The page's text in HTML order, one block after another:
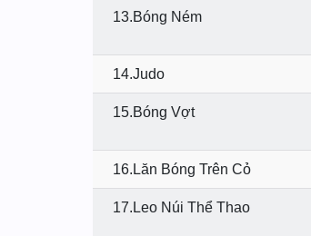
13.Bóng Ném
14.Judo
15.Bóng Vợt
16.Lăn Bóng Trên Cỏ
17.Leo Núi Thể Thao